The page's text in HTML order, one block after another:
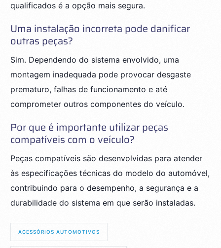
qualificados é a opção mais segura.
Uma instalação incorreta pode danificar
outras peças?
Sim. Dependendo do sistema envolvido, uma
montagem inadequada pode provocar desgaste
prematuro, falhas de funcionamento e até
comprometer outros componentes do veículo.
Por que é importante utilizar peças
compatíveis com o veículo?
Peças compatíveis são desenvolvidas para atender
às especificações técnicas do modelo do automóvel,
contribuindo para o desempenho, a segurança e a
durabilidade do sistema em que serão instaladas.
ACESSÓRIOS AUTOMOTIVOS